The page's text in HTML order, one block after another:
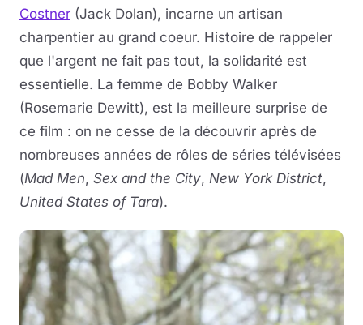
Costner (Jack Dolan), incarne un artisan
charpentier au grand coeur. Histoire de rappeler
que l'argent ne fait pas tout, la solidarité est
essentielle. La femme de Bobby Walker
(Rosemarie Dewitt), est la meilleure surprise de
ce film : on ne cesse de la découvrir après de
nombreuses années de rôles de séries télévisées
(Mad Men, Sex and the City, New York District,
United States of Tara).